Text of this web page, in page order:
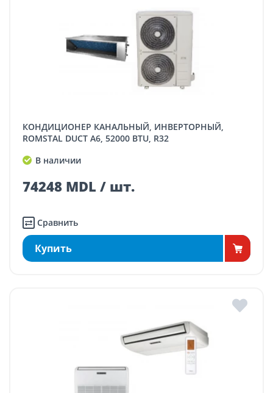
КОНДИЦИОНЕР КАНАЛЬНЫЙ, ИНВЕРТОРНЫЙ,
ROMSTAL DUCT A6, 52000 BTU, R32
В наличии
74248 MDL / шт.
Сравнить
Купить